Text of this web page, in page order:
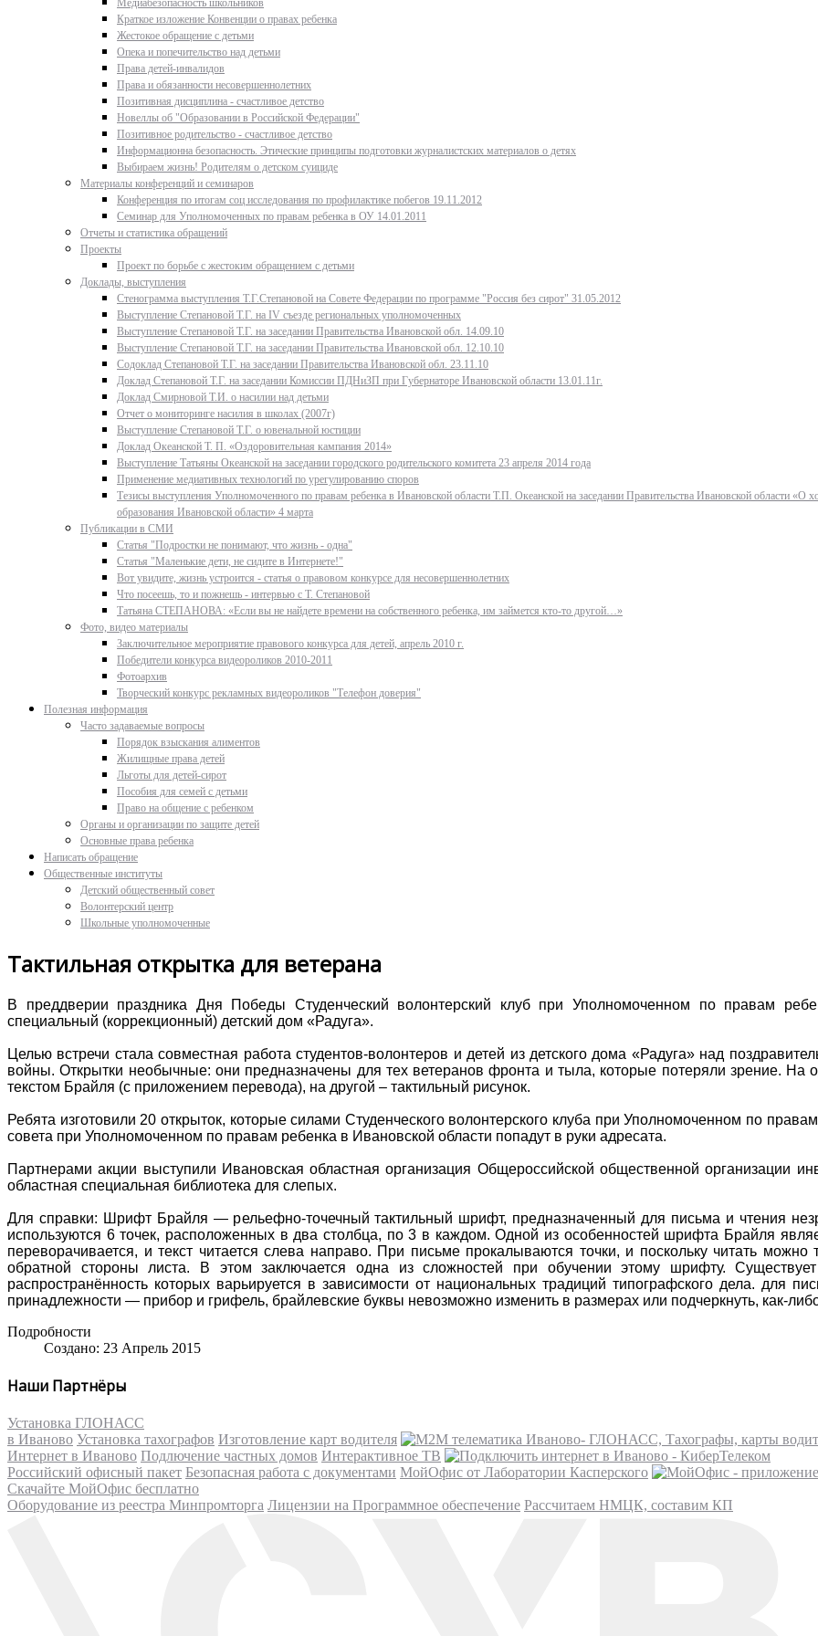
Медиабезопасность школьников
Краткое изложение Конвенции о правах ребенка
Жестокое обращение с детьми
Опека и попечительство над детьми
Права детей-инвалидов
Права и обязанности несовершеннолетних
Позитивная дисциплина - счастливое детство
Новеллы об "Образовании в Российской Федерации"
Позитивное родительство - счастливое детство
Информационна безопасность. Этические принципы подготовки журналистских материалов о детях
Выбираем жизнь! Родителям о детском суициде
Материалы конференций и семинаров
Конференция по итогам соц исследования по профилактике побегов 19.11.2012
Семинар для Уполномоченных по правам ребенка в ОУ 14.01.2011
Отчеты и статистика обращений
Проекты
Проект по борьбе с жестоким обращением с детьми
Доклады, выступления
Стенограмма выступления Т.Г.Степановой на Совете Федерации по программе "Россия без сирот" 31.05.2012
Выступление Степановой Т.Г. на IV съезде региональных уполномоченных
Выступление Степановой Т.Г. на заседании Правительства Ивановской обл. 14.09.10
Выступление Степановой Т.Г. на заседании Правительства Ивановской обл. 12.10.10
Содоклад Степановой Т.Г. на заседании Правительства Ивановской обл. 23.11.10
Доклад Степановой Т.Г. на заседании Комиссии ПДНиЗП при Губернаторе Ивановской области 13.01.11г.
Доклад Смирновой Т.И. о насилии над детьми
Отчет о мониторинге насилия в школах (2007г)
Выступление Степановой Т.Г. о ювенальной юстиции
Доклад Океанской Т. П. «Оздоровительная кампания 2014»
Выступление Татьяны Океанской на заседании городского родительского комитета 23 апреля 2014 года
Применение медиативных технологий по урегулированию споров
Тезисы выступления Уполномоченного по правам ребенка в Ивановской области Т.П. Океанской на заседании Правительства Ивановской области «О
образования Ивановской области» 4 марта
Публикации в СМИ
Статья "Подростки не понимают, что жизнь - одна"
Статья "Маленькие дети, не сидите в Интернете!"
Вот увидите, жизнь устроится - статья о правовом конкурсе для несовершеннолетних
Что посеешь, то и пожнешь - интервью с Т. Степановой
Татьяна СТЕПАНОВА: «Если вы не найдете времени на собственного ребенка, им займется кто-то другой…»
Фото, видео материалы
Заключительное мероприятие правового конкурса для детей, апрель 2010 г.
Победители конкурса видеороликов 2010-2011
Фотоархив
Творческий конкурс рекламных видеороликов "Телефон доверия"
Полезная информация
Часто задаваемые вопросы
Порядок взыскания алиментов
Жилищные права детей
Льготы для детей-сирот
Пособия для семей с детьми
Право на общение с ребенком
Органы и организации по защите детей
Основные права ребенка
Написать обращение
Общественные институты
Детский общественный совет
Волонтерский центр
Школьные уполномоченные
Тактильная открытка для ветерана
В преддверии праздника Дня Победы Студенческий волонтерский клуб при Уполномоченном по правам
специальный (коррекционный) детский дом «Радуга».
Целью встречи стала совместная работа студентов-волонтеров и детей из детского дома «Радуга» над
войны. Открытки необычные: они предназначены для тех ветеранов фронта и тыла, которые потеряли зрение. На
текстом Брайля (с приложением перевода), на другой – тактильный рисунок.
Ребята изготовили 20 открыток, которые силами Студенческого волонтерского клуба при Уполномоченном по
совета при Уполномоченном по правам ребенка в Ивановской области попадут в руки адресата.
Партнерами акции выступили Ивановская областная организация Общероссийской общественной организации
областная специальная библиотека для слепых.
Для справки: Шрифт Брайля — рельефно-точечный тактильный шрифт, предназначенный для письма и чтения
используются 6 точек, расположенных в два столбца, по 3 в каждом. Одной из особенностей шрифта Брайля
переворачивается, и текст читается слева направо. При письме прокалываются точки, и поскольку читать
обратной стороны листа. В этом заключается одна из сложностей при обучении этому шрифту.
распространённость которых варьируется в зависимости от национальных традиций типографского дела. для
принадлежности — прибор и грифель, брайлевские буквы невозможно изменить в размерах или подчеркнуть, как-
Подробности
Создано: 23 Апрель 2015
Наши Партнёры
Установка ГЛОНАСС
в Иваново Установка тахографов Изготовление карт водителя
Интернет в Иваново Подлючение частных домов Интерактивное ТВ
Российский офисный пакет Безопасная работа с документами МойОфис от Лаборатории Касперского
Скачайте МойОфис бесплатно
Оборудование из реестра Минпромторга Лицензии на Программное обеспечение Рассчитаем НМЦК, составим КП